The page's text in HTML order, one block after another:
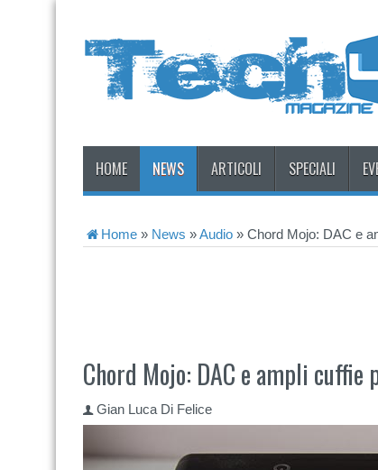
HOME NEWS ARTICOLI SPECIALI
Home » News »Audio » Chord Mojo: DAC e
Chord Mojo: DAC e ampli cuffie
Gian Luca Di Felice